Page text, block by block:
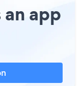
an app